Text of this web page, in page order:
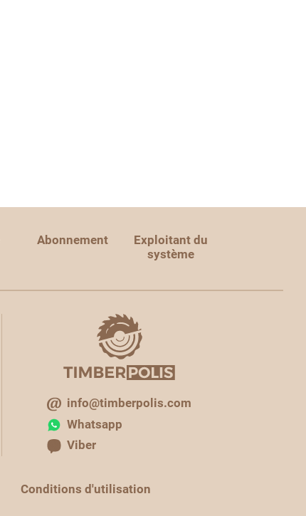
Abonnement
Exploitant du
système
info@timberpolis.com
Whatsapp
Viber
Conditions d'utilisation